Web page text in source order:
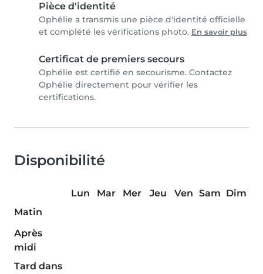
Pièce d'identité
Ophélie a transmis une pièce d'identité officielle
et complété les vérifications photo. En savoir plus
Certificat de premiers secours
Ophélie est certifié en secourisme. Contactez
Ophélie directement pour vérifier les
certifications.
Disponibilité
Lun Mar Mer Jeu Ven Sam Dim
Matin
Après
midi
Tard dans